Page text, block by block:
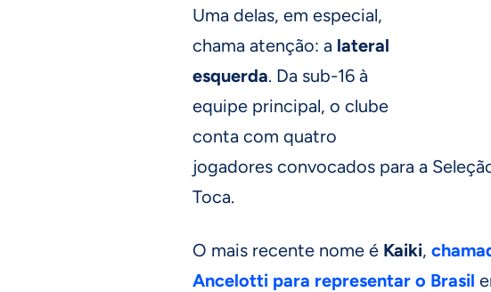
Uma delas, em especial,
chama atenção: a lateral
esquerda. Da sub-16 à
equipe principal, o clube
conta com quatro
jogadores convocados para a
Toca.
O mais recente nome é Kaiki,
Ancelotti para representar o Brasil